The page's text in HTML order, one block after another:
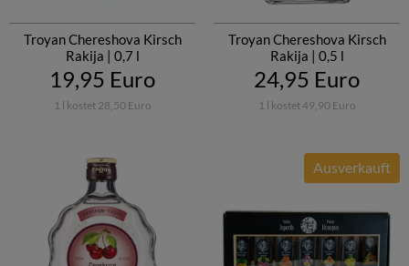
Troyan Chereshova Kirsch
Rakija | 0,7 l
19,95 Euro
1 l kostet 28,50 Euro
Troyan Chereshova Kirsch
Rakija | 0,5 l
24,95 Euro
1 l kostet 49,90 Euro
Ausverkauft